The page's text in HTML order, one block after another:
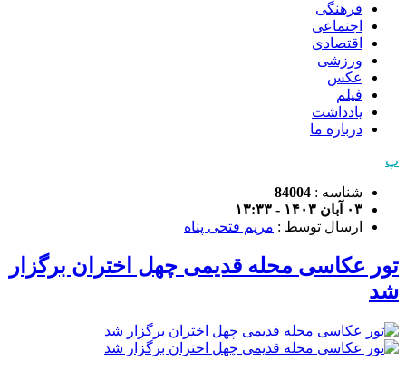
فرهنگی
اجتماعی
اقتصادی
ورزشی
عکس
فیلم
یادداشت
درباره ما
پ
شناسه : 84004
۰۳ آبان ۱۴۰۳ - ۱۳:۳۳
ارسال توسط : مریم فتحی پناه
تور عکاسی محله قدیمی چهل اختران برگزار
شد